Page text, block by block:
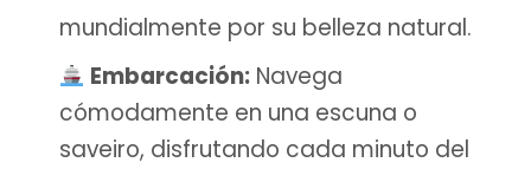
mundialmente por su belleza natural.
Embarcación: Navega
cómodamente en una escuna o
saveiro, disfrutando cada minuto del